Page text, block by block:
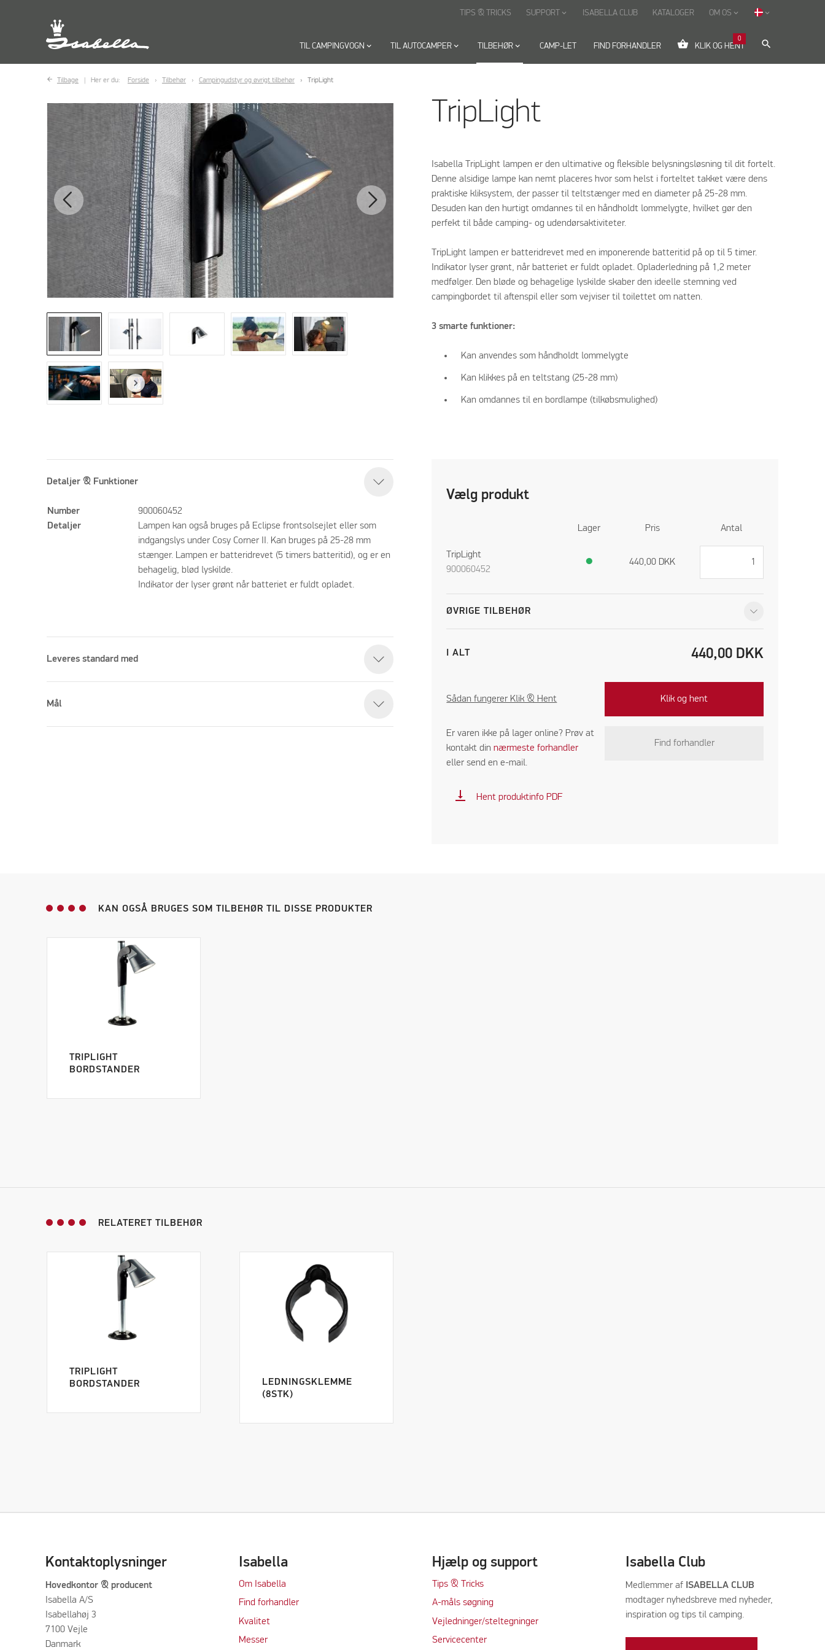
TIL CAMPINGVOGN keyboard_arrow_down TIL AUTOCAMPERkeyboard_arrow_down TILBEHØR keyboard_arrow_down CAMP-LET FIND FORHANDLER shopping_basket KLIK OG HENT
0
search
TIPS & TRICKS SUPPORT keyboard_arrow_down ISABELLA CLUB KATALOGER OM OS keyboard_arrow_down keyboard_arrow_down
Tilbage Her er du: Forside Tilbehør Campingudstyr og øvrigt tilbehør TripLight
TripLight
Isabella TripLight lampen er den ultimative og fleksible belysningsløsning til dit fortelt.
Denne alsidige lampe kan nemt placeres hvor som helst i forteltet takket være dens
praktiske kliksystem, der passer til teltstænger med en diameter på 25-28 mm.
Desuden kan den hurtigt omdannes til en håndholdt lommelygte, hvilket gør den
perfekt til både camping- og udendørsaktiviteter.
TripLight lampen er batteridrevet med en imponerende batteritid på op til 5 timer.
Indikator lyser grønt, når batteriet er fuldt opladet. Opladerledning på 1,2 meter
medfølger. Den bløde og behagelige lyskilde skaber den ideelle stemning ved
campingbordet til aftenspil eller som vejviser til toilettet om natten.
3 smarte funktioner:
Kan anvendes som håndholdt lommelygte
Kan klikkes på en teltstang (25-28 mm)
Kan omdannes til en bordlampe (tilkøbsmulighed)
Vælg produkt
Lager Pris Antal
TripLight
900060452
● 440,00 DKK
ØVRIGE TILBEHØR
I ALT 440,00 DKK
Sådan fungerer Klik & Hent Klik og hent
Er varen ikke på lager online? Prøv at
kontakt dinnærmeste forhandler
eller send en e-mail.
Find forhandler
vertical_align_bottom Hent produktinfo PDF
Detaljer & Funktioner
Number
900060452
Detaljer
Lampen kan også bruges på Eclipse front­solsejlet eller som
indgangslys under Cosy Corner II. Kan bruges på 25-28 mm
stænger. Lampen er batteridrevet (5 timers batteritid), og er en
behagelig, blød lyskilde.
Indikator der lyser grønt når batteriet er fuldt opladet.
Leveres standard med
Mål
KAN OGSÅ BRUGES SOM TILBEHØR TIL DISSE PRODUKTER
TRIPLIGHT
BORDSTANDER
RELATERET TILBEHØR
TRIPLIGHT
BORDSTANDER
LEDNINGSKLEMME
(8STK)
Kontaktoplysninger
Hovedkontor & producent
Isabella A/S
Isabellahøj 3
7100 Vejle
Danmark
Isabella
Om Isabella
Find forhandler
Kvalitet
Messer
Hjælp og support
Tips & Tricks
A-måls søgning
Vejledninger/steltegninger
Servicecenter
Isabella Club
Medlemmer afISABELLA CLUB
modtager nyhedsbreve med nyheder,
inspiration og tips til camping.